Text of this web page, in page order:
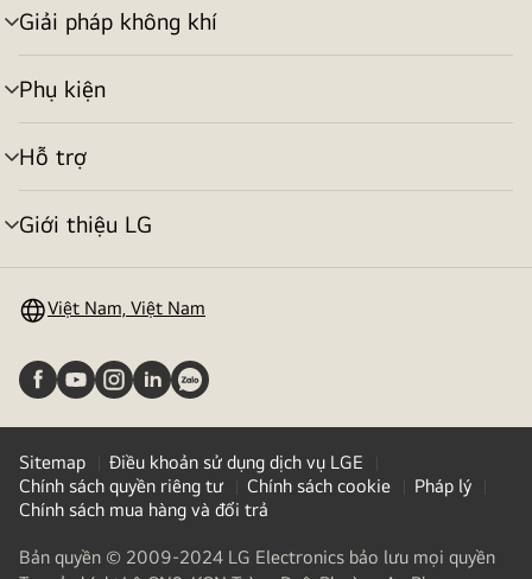
Giải pháp không khí
bật/tắt
menu
Phụ kiện
bật/tắt
menu
Hỗ trợ
bật/tắt
menu
Giới thiệu LG
bật/tắt
Việt Nam, Việt Nam
Sitemap
Điều khoản sử dụng dịch vụ LGE
Chính sách quyền riêng tư
Chính sách cookie
Pháp lý
Chính sách mua hàng và đổi trả
Bản quyền © 2009-2024 LG Electronics bảo lưu mọi quyền